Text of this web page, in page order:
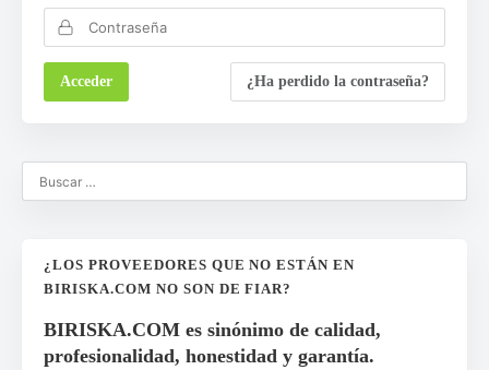
¿Ha perdido la contraseña?
¿LOS PROVEEDORES QUE NO ESTÁN EN
BIRISKA.COM NO SON DE FIAR?
BIRISKA.COM es sinónimo de calidad,
profesionalidad, honestidad y garantía.